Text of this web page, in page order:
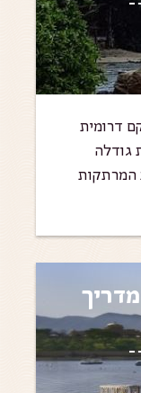
דרומית
גודלה
המרתקות